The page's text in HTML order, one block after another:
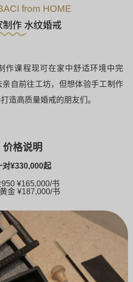
from HOME
制作 水纹婚戒
作课程现可在家中舒适环境中完
自前往工坊，但想体验手工制作
造高质量婚戒的朋友们。
价格说明
对¥330,000起
950 ¥165,000/书
金 ¥187,000/书